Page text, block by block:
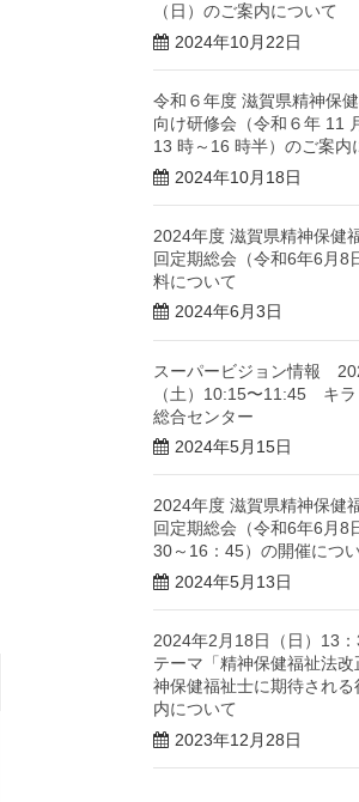
（日）のご案内について
2024年10月22日
令和６年度 滋賀県精神保
向け研修会（令和６年 11
13 時～16 時半）のご案内
2024年10月18日
2024年度 滋賀県精神保健
回定期総会（令和6年6月8
料について
2024年6月3日
スーパービジョン情報
（土）10:15〜11:45 キ
総合センター
2024年5月15日
2024年度 滋賀県精神保健
回定期総会（令和6年6月8
30～16：45）の開催につ
2024年5月13日
2024年2月18日（日）13
テーマ「精神保健福祉法
神保健福祉士に期待される
内について
2023年12月28日